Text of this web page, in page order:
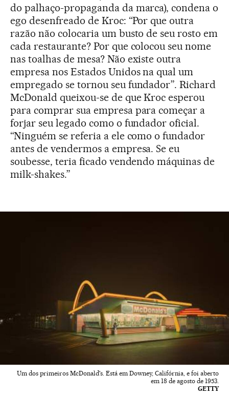
do palhaço-propaganda da marca), condena o
ego desenfreado de Kroc: “Por que outra
razão não colocaria um busto de seu rosto em
cada restaurante? Por que colocou seu nome
nas toalhas de mesa? Não existe outra
empresa nos Estados Unidos na qual um
empregado se tornou seu fundador”. Richard
McDonald queixou-se de que Kroc esperou
para comprar sua empresa para começar a
forjar seu legado como o fundador oficial.
“Ninguém se referia a ele como o fundador
antes de vendermos a empresa. Se eu
soubesse, teria ficado vendendo máquinas de
milk-shakes.”
Um dos primeiros McDonald's. Está em Downey, Califórnia, e foi aberto
em 18 de agosto de 1953.
GETTY